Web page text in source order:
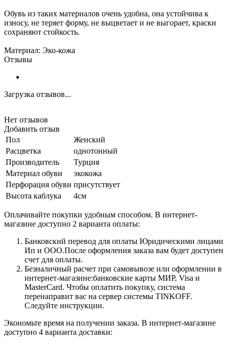
Обувь из таких материалов очень удобна, она устойчива к
износу, не теряет форму, не выцветает и не выгорает, краски
сохраняют стойкость.
Материал: Эко-кожа
Отзывы
Загрузка отзывов...
Нет отзывов
Добавить отзыв
Пол
Женский
Расцветка
однотонный
Производитель
Турция
Материал обуви
экокожа
Перфорация обуви присутствует
Высота каблука
4см
Оплачивайте покупки удобным способом. В интернет-
магазине доступно 2 варианта оплаты:
Банковский перевод для оплаты Юридическими лицами
Ип и ООО.После оформления заказа вам будет доступен
счет для оплаты.
Безналичный расчет при самовывозе или оформлении в
интернет-магазине:банковские карты МИР, Visa и
MasterCard. Чтобы оплатить покупку, система
перенаправит вас на сервер системы TINKOFF.
Следуйте инструкции.
Экономьте время на получении заказа. В интернет-магазине
доступно 4 варианта доставки: